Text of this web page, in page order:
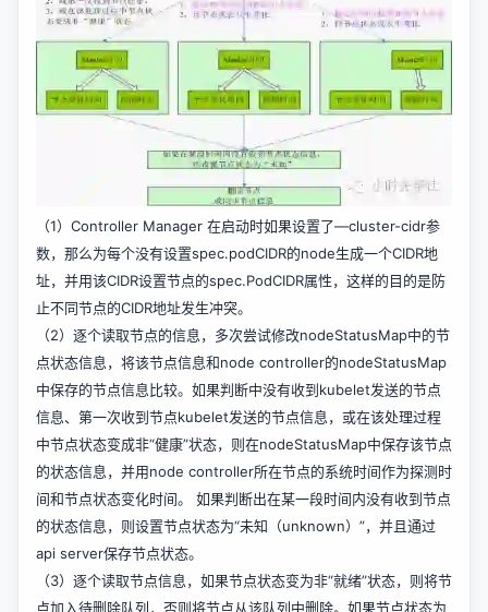
（1）Controller Manager 在启动时如果设置了—cluster-cidr参
数，那么为每个没有设置spec.podCIDR的node生成一个CIDR地
址，并用该CIDR设置节点的spec.PodCIDR属性，这样的目的是防
止不同节点的CIDR地址发生冲突。
（2）逐个读取节点的信息，多次尝试修改nodeStatusMap中的节
点状态信息，将该节点信息和node controller的nodeStatusMap
中保存的节点信息比较。如果判断中没有收到kubelet发送的节点
信息、第一次收到节点kubelet发送的节点信息，或在该处理过程
中节点状态变成非“健康”状态，则在nodeStatusMap中保存该节点
的状态信息，并用node controller所在节点的系统时间作为探测时
间和节点状态变化时间。 如果判断出在某一段时间内没有收到节点
的状态信息，则设置节点状态为“未知（unknown）”，并且通过
api server保存节点状态。
（3）逐个读取节点信息，如果节点状态变为非“就绪”状态，则将节
点加入待删除队列，否则将节点从该队列中删除。如果节点状态为